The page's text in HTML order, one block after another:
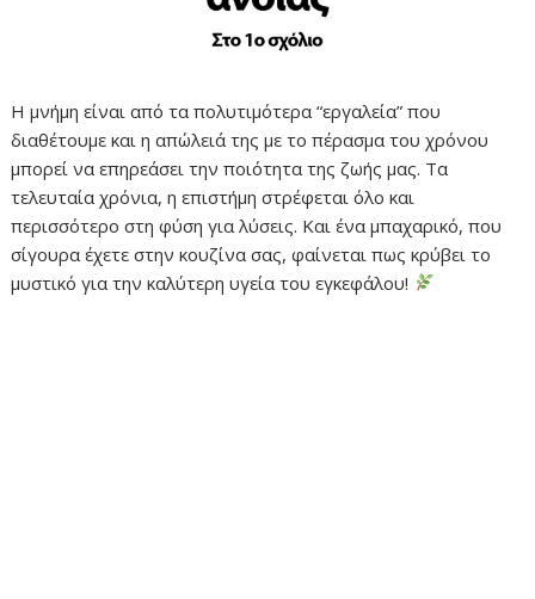
Η μνήμη είναι από τα πολυτιμότερα “εργαλεία” που
διαθέτουμε και η απώλειά της με το πέρασμα του χρόνου
μπορεί να επηρεάσει την ποιότητα της ζωής μας. Τα
τελευταία χρόνια, η επιστήμη στρέφεται όλο και
περισσότερο στη φύση για λύσεις. Και ένα μπαχαρικό, που
σίγουρα έχετε στην κουζίνα σας, φαίνεται πως κρύβει το
μυστικό για την καλύτερη υγεία του εγκεφάλου!